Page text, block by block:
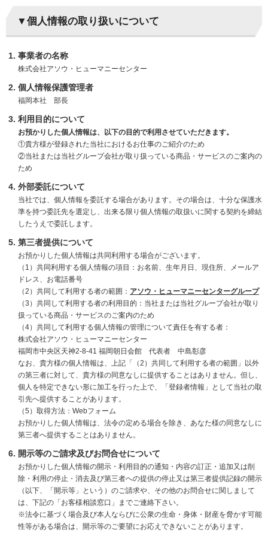
▼個人情報の取り扱いについて
事業者の名称
株式会社アソウ・ヒューマニーセンター
個人情報保護管理者
福岡本社 部長
利用目的について
お預かりした個人情報は、以下の目的で利用させていただきます。
①貴方様が登録された当社におけるお仕事のご紹介のため
②当社または当社グループ会社が取り扱っている商品・サービスのご案内の
ため
外部委託について
当社では、個人情報を委託する場合があります。その場合は、十分な保護水
準を持つ委託先を選定し、出来る限り個人情報の取扱いに関する契約を締結
したうえで委託します。
第三者提供について
お預かりした個人情報は共同利用する場合がございます。
（1）共同利用する個人情報の項目：お名前、生年月日、現住所、メールア
ドレス、お電話番号
（2）共同して利用する者の範囲： アソウ・ヒューマニーセンターグループ
（3）共同して利用する者の利用目的：当社または当社グループ会社が取り
扱っている商品・サービスのご案内のため
（4）共同して利用する個人情報の管理について責任を有する者：
株式会社アソウ・ヒューマニーセンター
福岡市中央区天神2-8-41 福岡朝日会館 代表者 中島彰彦
なお、貴方様の個人情報は、上記「（2）共同して利用する者の範囲」以外
の第三者に対して、貴方様の同意なしに提供することはありません。但し、
個人を特定できない形に加工を行った上で、「登録者情報」として当社の取
引先へ提供することがあります。
（5）取得方法：Webフォーム
お預かりした個人情報は、法令の定める場合を除き、あなた様の同意なしに
第三者へ提供することはありません。
開示等のご請求及びお問合せについて
お預かりした個人情報の開示・利用目的の通知・内容の訂正・追加又は削
除・利用の停止・消去及び第三者への提供の停止又は第三者提供記録の開示
（以下、「開示等」という）のご請求や、その他のお問合せに関しまして
は、下記の「お客様相談窓口」までご連絡下さい。
※法令に基づく場合及び本人ならびに公衆の生命・身体・財産を脅かす可能
性等がある場合は、開示等のご要望にお応えできないことがあります。